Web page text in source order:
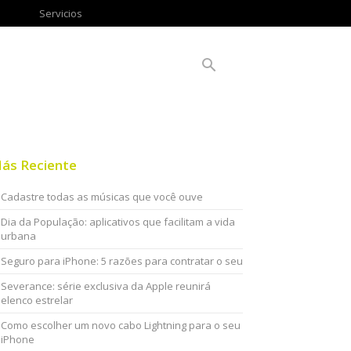
Servicios
Reciente
Cadastre todas as músicas que você ouve
Dia da População: aplicativos que facilitam a vida
urbana
Seguro para iPhone: 5 razões para contratar o seu
Severance: série exclusiva da Apple reunirá
elenco estrelar
Como escolher um novo cabo Lightning para o seu
iPhone